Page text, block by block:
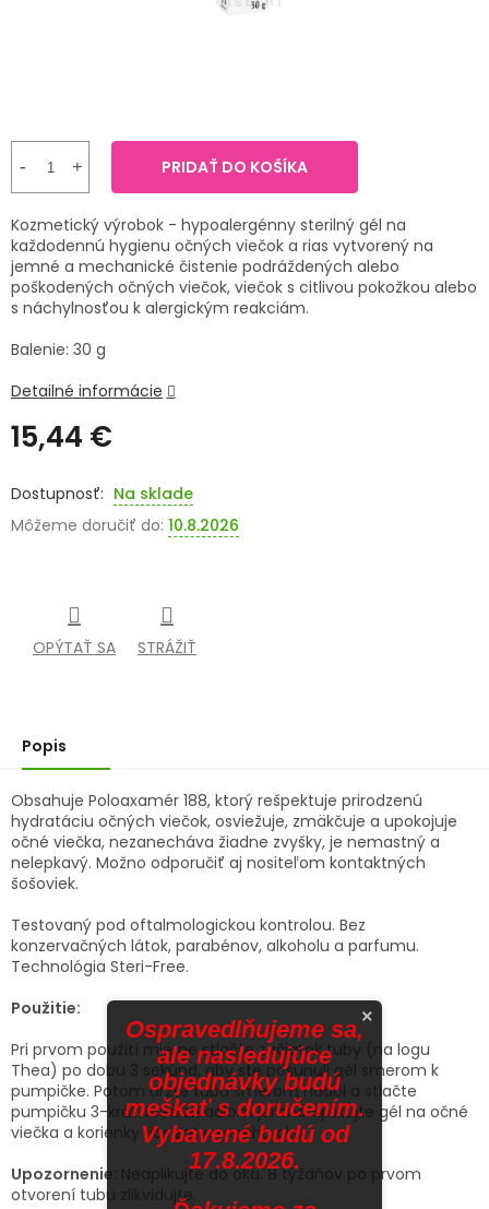
PRÍRODNÉ
LIEKY
VETERINA
SENIORI
Prihlásenie
15,44 €
cena:
Na sklade
Môžeme doručiť do: 10.8.2026
PRIDAŤ DO KOŠÍKA
Kozmetický výrobok - hypoalergénny sterilný gél na
každodennú hygienu očných viečok a rias vytvorený na
jemné a mechanické čistenie podráždených alebo
poškodených očných viečok, viečok s citlivou pokožkou alebo
s náchylnosťou k alergickým reakciám.
Balenie: 30 g
Detailné informácie
OPÝTAŤ SA STRÁŽIŤ
Popis
Obsahuje Poloaxamér 188, ktorý rešpektuje prirodzenú
hydratáciu očných viečok, osviežuje, zmäkčuje a upokojuje
očné viečka, nezanecháva žiadne zvyšky, je nemastný a
nelepkavý. Možno odporučiť aj nositeľom kontaktných
šošoviek.
Testovaný pod oftalmologickou kontrolou. Bez
konzervačných látok, parabénov, alkoholu a parfumu.
Technológia Steri-Free.
Použitie:
Pri prvom použití mierne stlačte začiatok tuby (na logu
Thea) po dobu 3 sekúnd, aby ste posunuli gél smerom k
pumpičke. Potom držte tubu smerom nadol a stlačte
pumpičku 3-krát. Pred zrkadlom jemne aplikujte gél na očné
viečka a korienky rias zatvoreného oka.
Upozornenie:
Neaplikujte do oka. 8 týždňov po prvom
otvorení tubu zlikvidujte.
×
Ospravedlňujeme sa,
ale nasledujúce
objednávky budú
meškať s doručením.
Vybavené budú od
17.8.2026.